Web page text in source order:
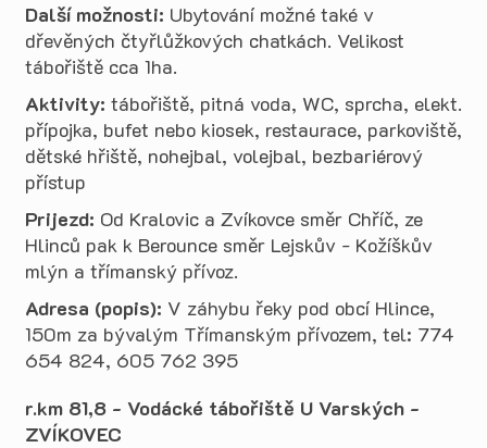
Další možnosti: Ubytování možné také v
dřevěných čtyřlůžkových chatkách. Velikost
tábořiště cca 1ha.
Aktivity: tábořiště, pitná voda, WC, sprcha, elekt.
přípojka, bufet nebo kiosek, restaurace, parkoviště,
dětské hřiště, nohejbal, volejbal, bezbariérový
přístup
Prijezd: Od Kralovic a Zvíkovce směr Chříč, ze
Hlinců pak k Berounce směr Lejskův - Kožíškův
mlýn a třímanský přívoz.
Adresa (popis): V záhybu řeky pod obcí Hlince,
150m za bývalým Třímanským přívozem, tel: 774
654 824, 605 762 395
r.km 81,8 - Vodácké tábořiště U Varských -
ZVÍKOVEC